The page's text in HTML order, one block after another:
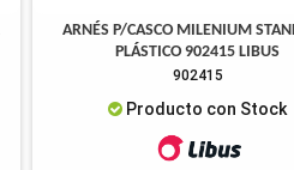
ARNÉS P/CASCO MILENIUM
PLÁSTICO 902415 LIBUS
902415
Producto con Stock